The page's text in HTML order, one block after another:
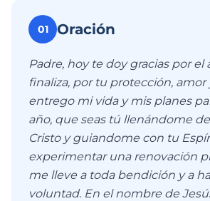
01 Oración
Padre, hoy te doy gracias por el
finaliza, por tu protección, amor
entrego mi vida y mis planes
año, que seas tú llenándome
Cristo y guiandome con tu
experimentar una renovación
me lleve a toda bendición y a
voluntad. En el nombre de